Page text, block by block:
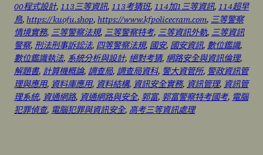
00程式設計, 113三等資訊, 113考猜班, 114加1三等資訊, 114超早
鳥, https://kuofu.shop, https://www.kfpolicecram.com, 三等警察
情境實務, 三等警察法規, 三等警察特考, 三等資訊外軌, 三等資訊
警察, 刑法刑事訴訟法, 四等警察法規, 國安, 國安資訊, 數位鑑識
數位鑑識執法, 系統分析與設計, 絕對考猜, 網路安全與資訊倫理
解題書, 計算機概論, 調查局, 調查局資科, 警大資管所, 警政資訊管
理與應用, 資料庫應用, 資料結構, 資訊安全實務, 資訊管理, 資訊管
理系統, 資通網路, 資通網路與安全, 郭富, 郭富警察特考國考, 電腦
犯罪偵查, 電腦犯罪與資訊安全, 高考三等資訊處理